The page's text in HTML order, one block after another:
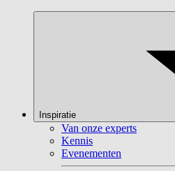
Inspiratie
Van onze experts
Kennis
Evenementen